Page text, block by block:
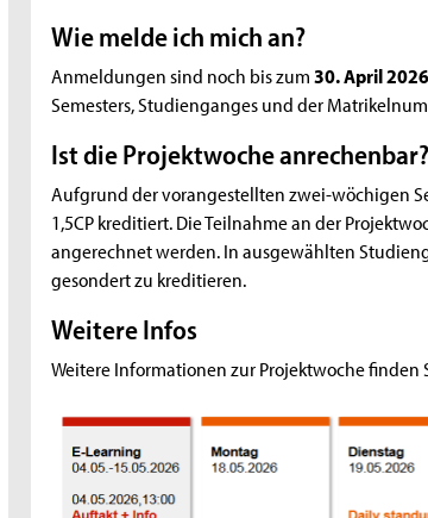
Wie melde ich mich an?
Anmeldungen sind noch bis zum30. April 2026
Semesters, Studienganges und der
Ist die Projektwoche anrechenbar?
Aufgrund der vorangestellten zwei-wöchigen
1,5CP kreditiert. Die Teilnahme an der
angerechnet werden. In ausgewählten
gesondert zu kreditieren.
Weitere Infos
Weitere Informationen zur Projektwoche finden